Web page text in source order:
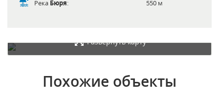
Река Бюря: 550 м
Развернуть карту
Похожие объекты